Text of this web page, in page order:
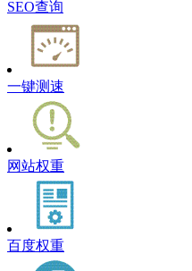
SEO查询
一键测速
网站权重
百度权重